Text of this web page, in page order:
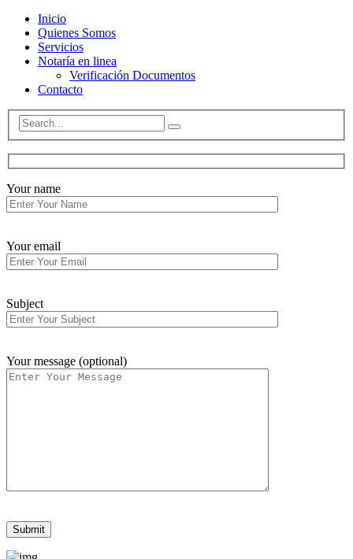
Inicio
Quienes Somos
Servicios
Notaría en linea
Verificación Documentos
Contacto
Your name
Your email
Subject
Your message (optional)